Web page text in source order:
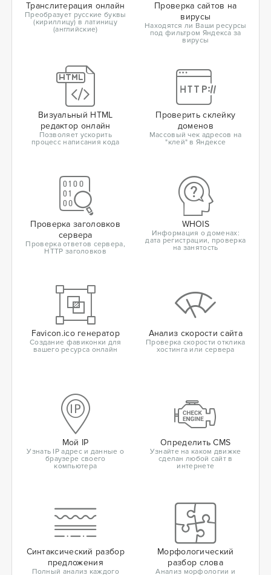
Транслитерация онлайн
Преобразует русские буквы
(кириллицу) в латиницу
(английские)
Проверка сайтов на
вирусы
Находятся ли Ваши ресурсы
под фильтром Яндекса за
вирусы
Визуальный HTML
редактор онлайн
Позволяет ускорить
процесс написания кода
Проверить склейку
доменов
Массовый чек адресов на
"клей" в Яндексе
Проверка заголовков
сервера
Проверка ответов сервера,
HTTP заголовков
WHOIS
Информация о доменах:
дата регистрации, проверка
на занятость
Favicon.ico генератор
Создание фавиконки для
вашего ресурса онлайн
Анализ скорости сайта
Проверка скорости отклика
хостинга или сервера
Мой IP
Узнать IP адрес и данные о
браузере своего
компьютера
Определить CMS
Узнайте на каком движке
сделан любой сайт в
интернете
Синтаксический разбор
предложения
Полный анализ каждого
Морфологический
разбор слова
Анализ морфологии и